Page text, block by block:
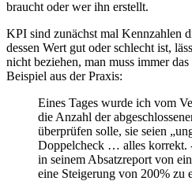
braucht oder wer ihn erstellt.
KPI sind zunächst mal Kennzahlen
dessen Wert gut oder schlecht ist,
nicht beziehen, man muss immer
Beispiel aus der Praxis:
Eines Tages wurde ich vom
die Anzahl der
überprüfen solle, sie seien
Doppelcheck … alles korrekt.
in seinem Absatzreport von
eine Steigerung von 200%